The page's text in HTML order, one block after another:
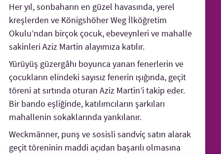
Her yıl, sonbaharın en güzel havasında, yerel
kreşlerden ve Königshöher Weg İlköğretim
Okulu’ndan birçok çocuk, ebeveynleri ve mahalle
sakinleri Aziz Martin alayımıza katılır.
Yürüyüş güzergâhı boyunca yanan fenerlerin ve
çocukların elindeki sayısız fenerin ışığında, geçit
töreni at sırtında oturan Aziz Martin’i takip eder.
Bir bando eşliğinde, katılımcıların şarkıları
mahallenin sokaklarında yankılanır.
Weckmänner, punş ve sosisli sandviç satın alarak
geçit töreninin maddi açıdan başarılı olmasına